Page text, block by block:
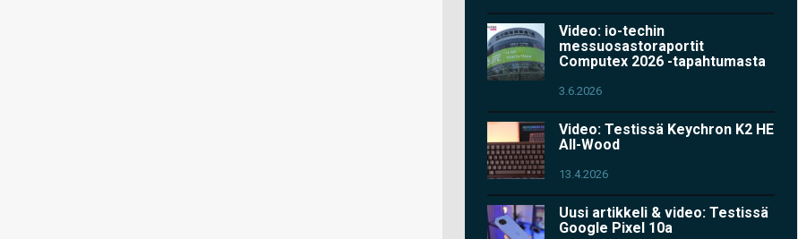
Video: io-techin
messuosastoraportit
Computex 2026 -tapahtumasta
3.6.2026
Video: Testissä Keychron K2 HE
All-Wood
13.4.2026
Uusi artikkeli & video: Testissä
Google Pixel 10a